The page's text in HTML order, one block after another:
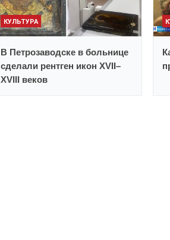
КУЛЬТУРА
В Петрозаводске в больнице
сделали рентген икон XVII–
XVIII веков